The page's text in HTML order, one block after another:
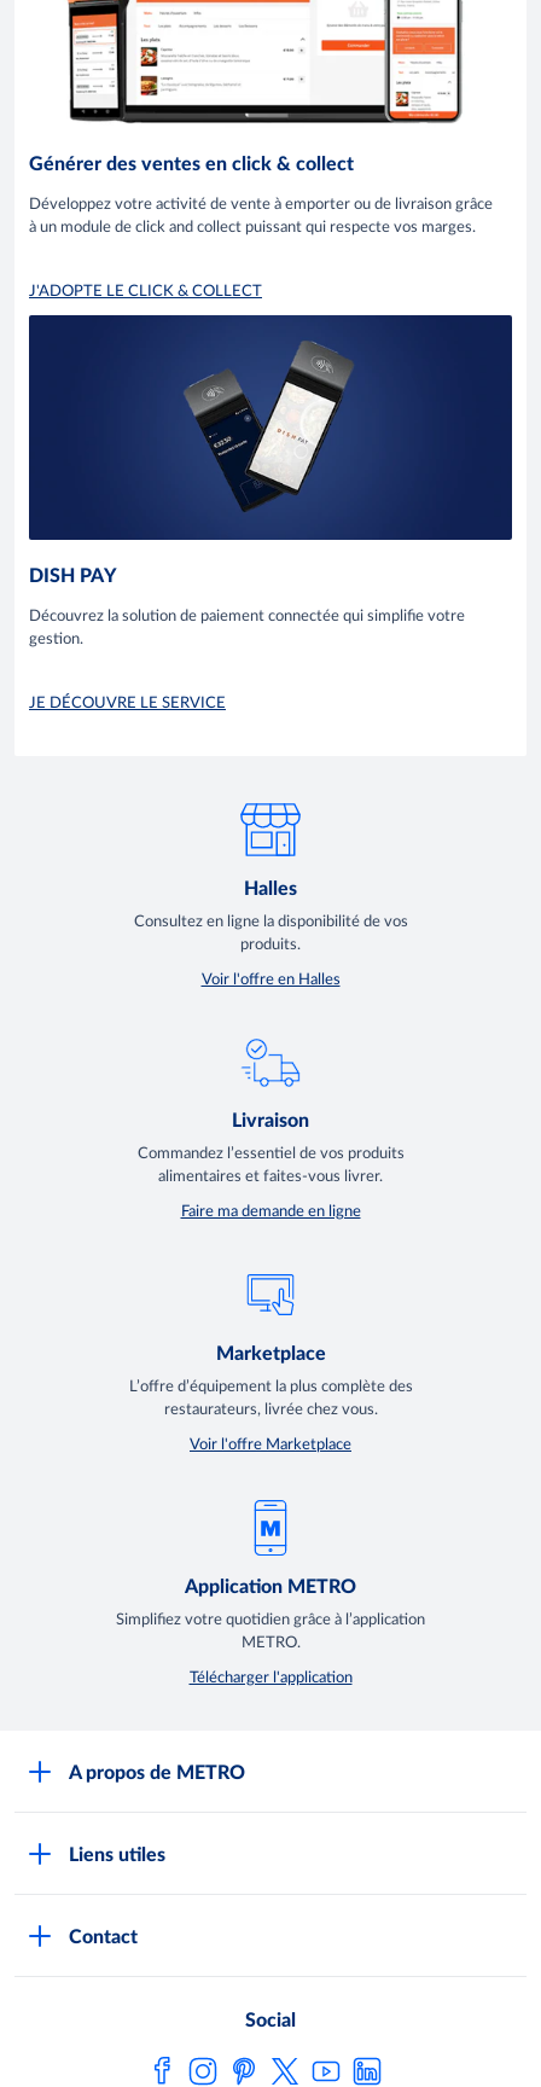
Générer des ventes en click & collect
Développez votre activité de vente à emporter ou de livraison grâce
à un module de click and collect puissant qui respecte vos marges.
J'ADOPTE LE CLICK & COLLECT
DISH PAY
Découvrez la solution de paiement connectée qui simplifie votre
gestion.
JE DÉCOUVRE LE SERVICE
Halles
Consultez en ligne la disponibilité de vos
produits.
Voir l'offre en Halles
Livraison
Commandez l’essentiel de vos produits
alimentaires et faites-vous livrer.
Faire ma demande en ligne
Marketplace
L’offre d’équipement la plus complète des
restaurateurs, livrée chez vous.
Voir l'offre Marketplace
Application METRO
Simplifiez votre quotidien grâce à l’application
METRO.
Télécharger l'application
A propos de METRO
Liens utiles
Contact
Social